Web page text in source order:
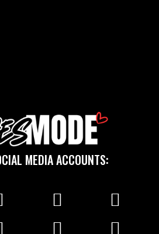
MEDIA ACCOUNTS: